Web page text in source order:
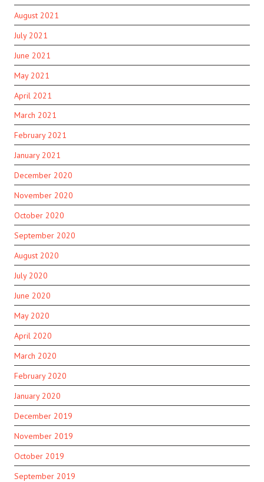
August 2021
July 2021
June 2021
May 2021
April 2021
March 2021
February 2021
January 2021
December 2020
November 2020
October 2020
September 2020
August 2020
July 2020
June 2020
May 2020
April 2020
March 2020
February 2020
January 2020
December 2019
November 2019
October 2019
September 2019